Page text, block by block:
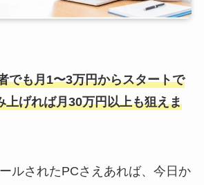
でも月1〜3万円からスタートで
上げれば月30万円以上も狙えま
ルされたPCさえあれば、今日か